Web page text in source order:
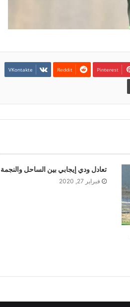
Pinterest
تعادل ودي إيجابي بين الساحل والنجمة
فبراير 27, 2020